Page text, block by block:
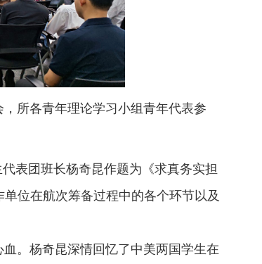
所各青年理论学习小组青年代表参
表团班长杨奇昆作题为《求真务实担
位在航次筹备过程中的各个环节以及
。杨奇昆深情回忆了中美两国学生在